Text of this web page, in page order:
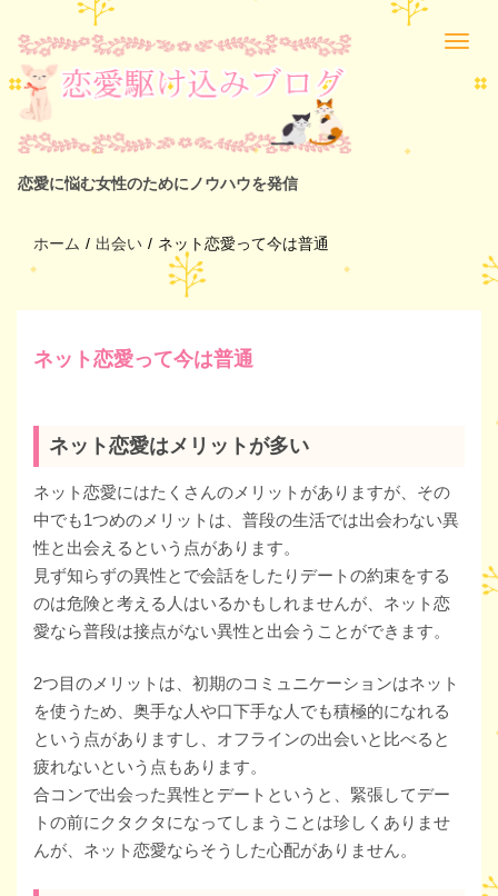
恋愛に悩む女性のためにノウハウを発信
ホーム / 出会い / ネット恋愛って今は普通
ネット恋愛って今は普通
ネット恋愛はメリットが多い
ネット恋愛にはたくさんのメリットがありますが、その
中でも1つめのメリットは、普段の生活では出会わない異
性と出会えるという点があります。
見ず知らずの異性とで会話をしたりデートの約束をする
のは危険と考える人はいるかもしれませんが、ネット恋
愛なら普段は接点がない異性と出会うことができます。
2つ目のメリットは、初期のコミュニケーションはネット
を使うため、奥手な人や口下手な人でも積極的になれる
という点がありますし、オフラインの出会いと比べると
疲れないという点もあります。
合コンで出会った異性とデートというと、緊張してデー
トの前にクタクタになってしまうことは珍しくありませ
んが、ネット恋愛ならそうした心配がありません。